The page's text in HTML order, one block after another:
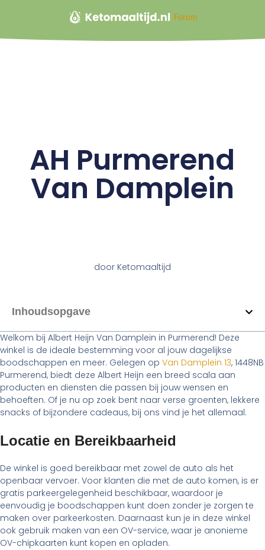
Forum
AH Purmerend
Van Damplein
doorKetomaaltijd
Inhoudsopgave
Welkom bij Albert Heijn Van Damplein in Purmerend! Deze
winkel is de ideale bestemming voor al jouw dagelijkse
boodschappen en meer. Gelegen op Van Damplein 13, 1448NB
Purmerend, biedt deze Albert Heijn een breed scala aan
producten en diensten die passen bij jouw wensen en
behoeften. Of je nu op zoek bent naar verse groenten, lekkere
snacks of bijzondere cadeaus, bij ons vind je het allemaal.
Locatie en Bereikbaarheid
De winkel is goed bereikbaar met zowel de auto als het
openbaar vervoer. Voor klanten die met de auto komen, is er
gratis parkeergelegenheid beschikbaar, waardoor je
eenvoudig je boodschappen kunt doen zonder je zorgen te
maken over parkeerkosten. Daarnaast kun je in deze winkel
ook gebruik maken van een OV-service, waar je anonieme
OV-chipkaarten kunt kopen en opladen.